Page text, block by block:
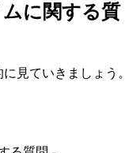
に関する質
見ていきましょう。